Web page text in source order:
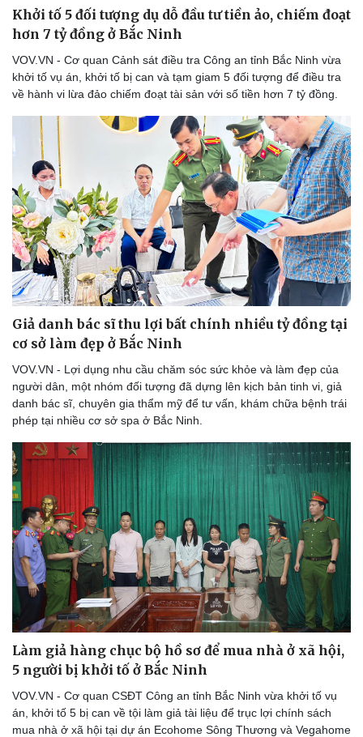
Thể thao
Bóng đá
Lịch thi đấu bóng đá
Thế giới thể thao
eSports
Hậu trường
Ô tô - Xe máy
Ô tô
Xe máy
Tư vấn
Khởi tố 5 đối tượng dụ dỗ đầu tư tiền ảo, chiếm đoạt
hơn 7 tỷ đồng ở Bắc Ninh
VOV.VN - Cơ quan Cảnh sát điều tra Công an tỉnh Bắc Ninh vừa
khởi tố vụ án, khởi tố bị can và tạm giam 5 đối tượng để điều tra
về hành vi lừa đảo chiếm đoạt tài sản với số tiền hơn 7 tỷ đồng.
Giả danh bác sĩ thu lợi bất chính nhiều tỷ đồng tại
cơ sở làm đẹp ở Bắc Ninh
VOV.VN - Lợi dụng nhu cầu chăm sóc sức khỏe và làm đẹp của
người dân, một nhóm đối tượng đã dựng lên kịch bản tinh vi, giả
danh bác sĩ, chuyên gia thẩm mỹ để tư vấn, khám chữa bệnh trái
phép tại nhiều cơ sở spa ở Bắc Ninh.
Làm giả hàng chục bộ hồ sơ để mua nhà ở xã hội,
5 người bị khởi tố ở Bắc Ninh
VOV.VN - Cơ quan CSĐT Công an tỉnh Bắc Ninh vừa khởi tố vụ
án, khởi tố 5 bị can về tội làm giả tài liệu để trục lợi chính sách
mua nhà ở xã hội tại dự án Ecohome Sông Thương và Vegahome